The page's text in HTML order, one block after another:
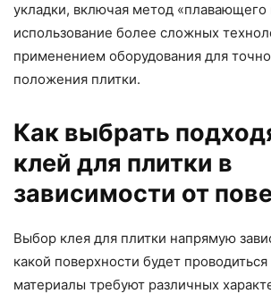
укладки, включая метод «плавающего
использование более сложных
применением оборудования для
положения плитки.
Как выбрать
клей для плитки в
зависимости от
Выбор клея для плитки напрямую
какой поверхности будет
материалы требуют различных